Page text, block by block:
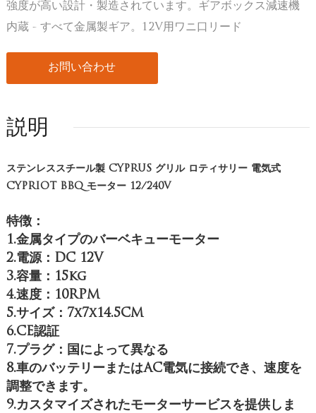
強度が高い設計・製造されています。ギアボックス減速機
内蔵 - すべて金属製ギア。12V用ワニ口リード
お問い合わせ
説明
ステンレススチール製 CYPRUS グリル ロティサリー 電気式
CYPRIOT BBQ モーター 12/240V
特徴：
1.金属タイプのバーベキューモーター
2.電源：DC 12V
3.容量：15kg
4.速度：10RPM
5.サイズ：7x7x14.5CM
6.CE認証
7.プラグ：国によって異なる
8.車のバッテリーまたはAC電気に接続でき、速度を
調整できます。
9.カスタマイズされたモーターサービスを提供しま